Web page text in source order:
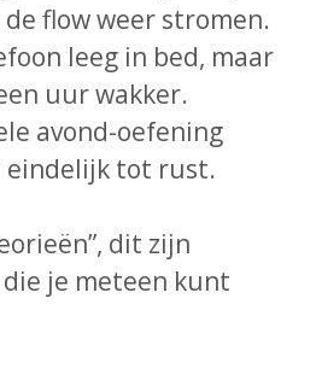
flow weer stromen.
leeg in bed, maar
uur wakker.
avond-oefening
eindelijk tot rust.
dit zijn
je meteen kunt